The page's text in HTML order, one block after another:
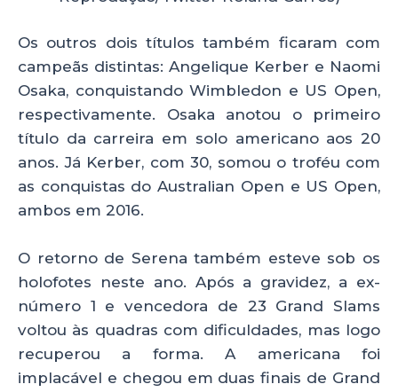
Os outros dois títulos também ficaram com
campeãs distintas: Angelique Kerber e Naomi
Osaka, conquistando Wimbledon e US Open,
respectivamente. Osaka anotou o primeiro
título da carreira em solo americano aos 20
anos. Já Kerber, com 30, somou o troféu com
as conquistas do Australian Open e US Open,
ambos em 2016.
O retorno de Serena também esteve sob os
holofotes neste ano. Após a gravidez, a ex-
número 1 e vencedora de 23 Grand Slams
voltou às quadras com dificuldades, mas logo
recuperou a forma. A americana foi
implacável e chegou em duas finais de Grand